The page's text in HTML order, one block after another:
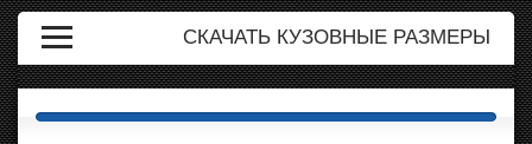
СКАЧАТЬ КУЗОВНЫЕ РАЗМЕРЫ